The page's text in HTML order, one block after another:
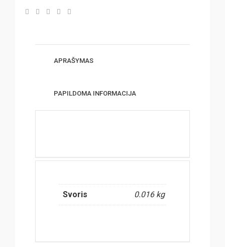
APRAŠYMAS
PAPILDOMA INFORMACIJA
Svoris 0.016 kg